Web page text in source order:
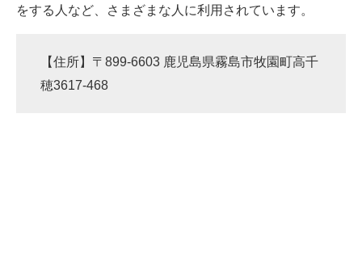
をする人など、さまざまな人に利用されています。
【住所】〒899-6603 鹿児島県霧島市牧園町高千
穂3617-468